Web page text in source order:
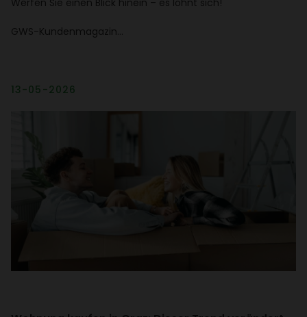
GWS-Kunden­ma­gazin…
13-05-2026